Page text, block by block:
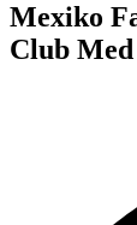
Mexiko
Club Med